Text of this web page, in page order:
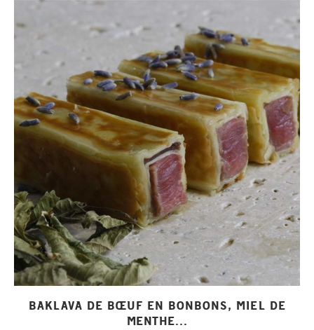
BAKLAVA DE BŒUF EN BONBONS, MIEL DE
MENTHE...